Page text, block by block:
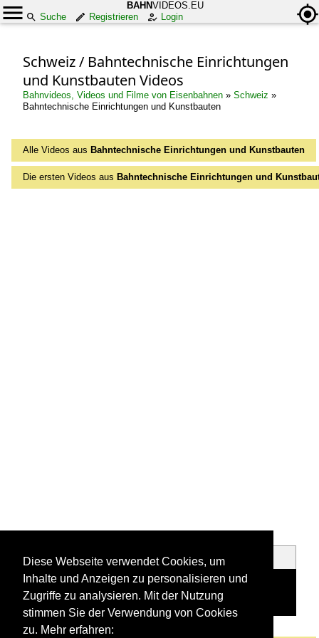
BAHNVIDEOS.EU
Suche
Registrieren Login
Schweiz / Bahntechnische Einrichtungen
und Kunstbauten Videos
Bahnvideos, Videos und Filme von Eisenbahnen » Schweiz »
Bahntechnische Einrichtungen und Kunstbauten
Alle Videos aus Bahntechnische Einrichtungen und Kunstbauten
Die ersten Videos aus Bahntechnische Einrichtungen und
Kreuzungsbauwerke
Diese Webseite verwendet Cookies, um
Inhalte und Anzeigen zu personalisieren und
Zugriffe zu analysieren. Mit der Nutzung
stimmen Sie der Verwendung von Cookies
zu. Mehr erfahren: